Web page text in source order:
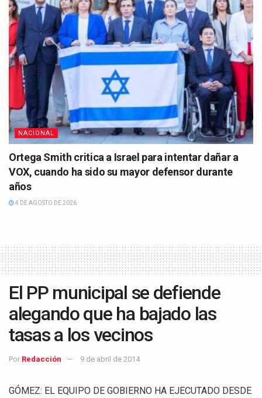
NACIONAL
Ortega Smith critica a Israel para intentar dañar a
VOX, cuando ha sido su mayor defensor durante
años
4 DE AGOSTO DE 2026
El PP municipal se defiende
alegando que ha bajado las
tasas a los vecinos
Por Redacción 9 de abril de 2014
GÓMEZ: EL EQUIPO DE GOBIERNO HA EJECUTADO DESDE